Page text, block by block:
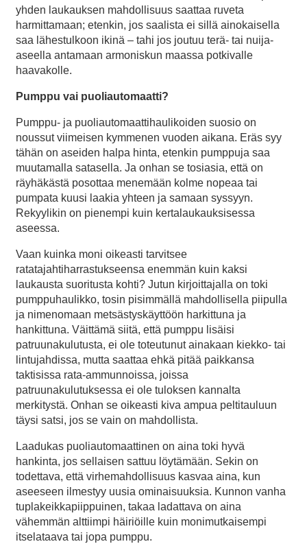
yhden laukauksen mahdollisuus saattaa ruveta
harmittamaan; etenkin, jos saalista ei sillä ainokaisella
saa lähestulkoon ikinä – tahi jos joutuu terä- tai nuija-
aseella antamaan armoniskun maassa potkivalle
haavakolle.
Pumppu vai puoliautomaatti?
Pumppu- ja puoliautomaattihaulikoiden suosio on
noussut viimeisen kymmenen vuoden aikana. Eräs syy
tähän on aseiden halpa hinta, etenkin pumppuja saa
muutamalla satasella. Ja onhan se tosiasia, että on
räyhäkästä posottaa menemään kolme nopeaa tai
pumpata kuusi laakia yhteen ja samaan syssyyn.
Rekyylikin on pienempi kuin kertalaukauksisessa
aseessa.
Vaan kuinka moni oikeasti tarvitsee
ratatajahtiharrastukseensa enemmän kuin kaksi
laukausta suoritusta kohti? Jutun kirjoittajalla on toki
pumppuhaulikko, tosin pisimmällä mahdollisella piipulla
ja nimenomaan metsästyskäyttöön harkittuna ja
hankittuna. Väittämä siitä, että pumppu lisäisi
patruunakulutusta, ei ole toteutunut ainakaan kiekko- tai
lintujahdissa, mutta saattaa ehkä pitää paikkansa
taktisissa rata-ammunnoissa, joissa
patruunakulutuksessa ei ole tuloksen kannalta
merkitystä. Onhan se oikeasti kiva ampua peltitauluun
täysi satsi, jos se vain on mahdollista.
Laadukas puoliautomaattinen on aina toki hyvä
hankinta, jos sellaisen sattuu löytämään. Sekin on
todettava, että virhemahdollisuus kasvaa aina, kun
aseeseen ilmestyy uusia ominaisuuksia. Kunnon vanha
tuplakeikkapiippuinen, takaa ladattava on aina
vähemmän alttiimpi häiriöille kuin monimutkaisempi
itselataava tai jopa pumppu.